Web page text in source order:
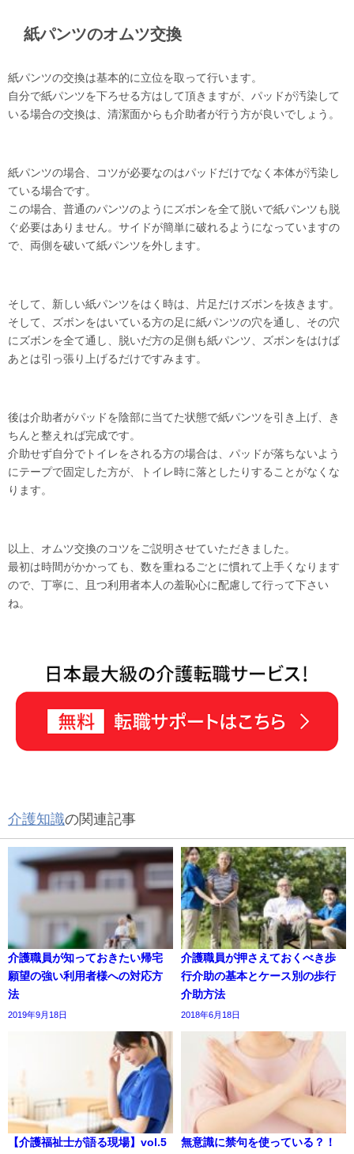
紙パンツのオムツ交換
紙パンツの交換は基本的に立位を取って行います。
自分で紙パンツを下ろせる方はして頂きますが、パッドが汚染して
いる場合の交換は、清潔面からも介助者が行う方が良いでしょう。
紙パンツの場合、コツが必要なのはパッドだけでなく本体が汚染し
ている場合です。
この場合、普通のパンツのようにズボンを全て脱いで紙パンツも脱
ぐ必要はありません。サイドが簡単に破れるようになっていますの
で、両側を破いて紙パンツを外します。
そして、新しい紙パンツをはく時は、片足だけズボンを抜きます。
そして、ズボンをはいている方の足に紙パンツの穴を通し、その穴
にズボンを全て通し、脱いだ方の足側も紙パンツ、ズボンをはけば
あとは引っ張り上げるだけですみます。
後は介助者がパッドを陰部に当てた状態で紙パンツを引き上げ、き
ちんと整えれば完成です。
介助せず自分でトイレをされる方の場合は、パッドが落ちないよう
にテープで固定した方が、トイレ時に落としたりすることがなくな
ります。
以上、オムツ交換のコツをご説明させていただきました。
最初は時間がかかっても、数を重ねるごとに慣れて上手くなります
ので、丁寧に、且つ利用者本人の羞恥心に配慮して行って下さい
ね。
介護知識の関連記事
介護職員が知っておきたい帰宅
願望の強い利用者様への対応方
法
2019年9月18日
介護職員が押さえておくべき歩
行介助の基本とケース別の歩行
介助方法
2018年6月18日
【介護福祉士が語る現場】vol.5
無意識に禁句を使っている？！